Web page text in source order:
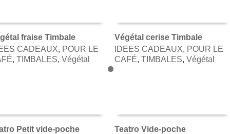
AU PANIER
fraise Timbale
CADEAUX, POUR LE
, TIMBALES, Végétal
AJOUTER AU PANIER
Végétal cerise Timbale
IDEES CADEAUX, POUR LE
CAFÉ,TIMBALES,Végétal
Petit vide-poche
Teatro Vide-poche